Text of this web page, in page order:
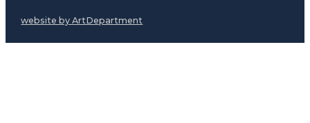
website by ArtDepartment